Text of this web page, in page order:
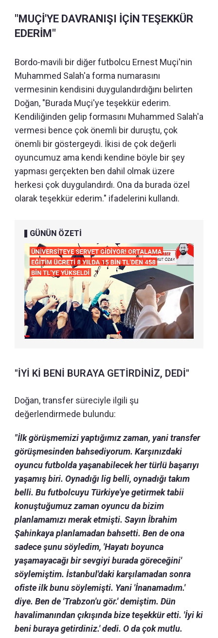
"MUÇİ'YE DAVRANIŞI İÇİN TEŞEKKÜR
EDERİM"
Bordo-mavili bir diğer futbolcu Ernest Muçi'nin
Muhammed Salah'a forma numarasını
vermesinin kendisini duygulandırdığını belirten
Doğan, "Burada Muçi'ye teşekkür ederim.
Kendiliğinden gelip formasını Muhammed Salah'a
vermesi bence çok önemli bir duruştu, çok
önemli bir göstergeydi. İkisi de çok değerli
oyuncumuz ama kendi kendine böyle bir şey
yapması gerçekten ben dahil olmak üzere
herkesi çok duygulandırdı. Ona da burada özel
olarak teşekkür ederim." ifadelerini kullandı.
GÜNÜN ÖZETİ
"İYİ Kİ BENİ BURAYA GETİRDİNİZ, DEDİ"
Doğan, transfer süreciyle ilgili şu
değerlendirmede bulundu:
"İlk görüşmemizi yaptığımız zaman, yani transfer
görüşmesinden bahsediyorum. Karşınızdaki
oyuncu futbolda yaşanabilecek her türlü başarıyı
yaşamış biri. Oynadığı lig belli, oynadığı takım
belli. Bu futbolcuyu Türkiye'ye getirmek tabii
konuştuğumuz zaman oyuncu da bizim
planlamamızı merak etmişti. Sayın İbrahim
Şahinkaya planlamadan bahsetti. Ben de ona
sadece şunu söyledim, 'Hayatı boyunca
yaşamayacağı bir sevgiyi burada göreceğini'
söylemiştim. İstanbul'daki karşılamadan sonra
ofiste ilk bunu söylemişti. Yani 'İnanamadım.'
diye. Ben de 'Trabzon'u gör.' demiştim. Dün
havalimanından çıkışında bize teşekkür etti. 'İyi ki
beni buraya getirdiniz.' dedi. O da çok mutlu.